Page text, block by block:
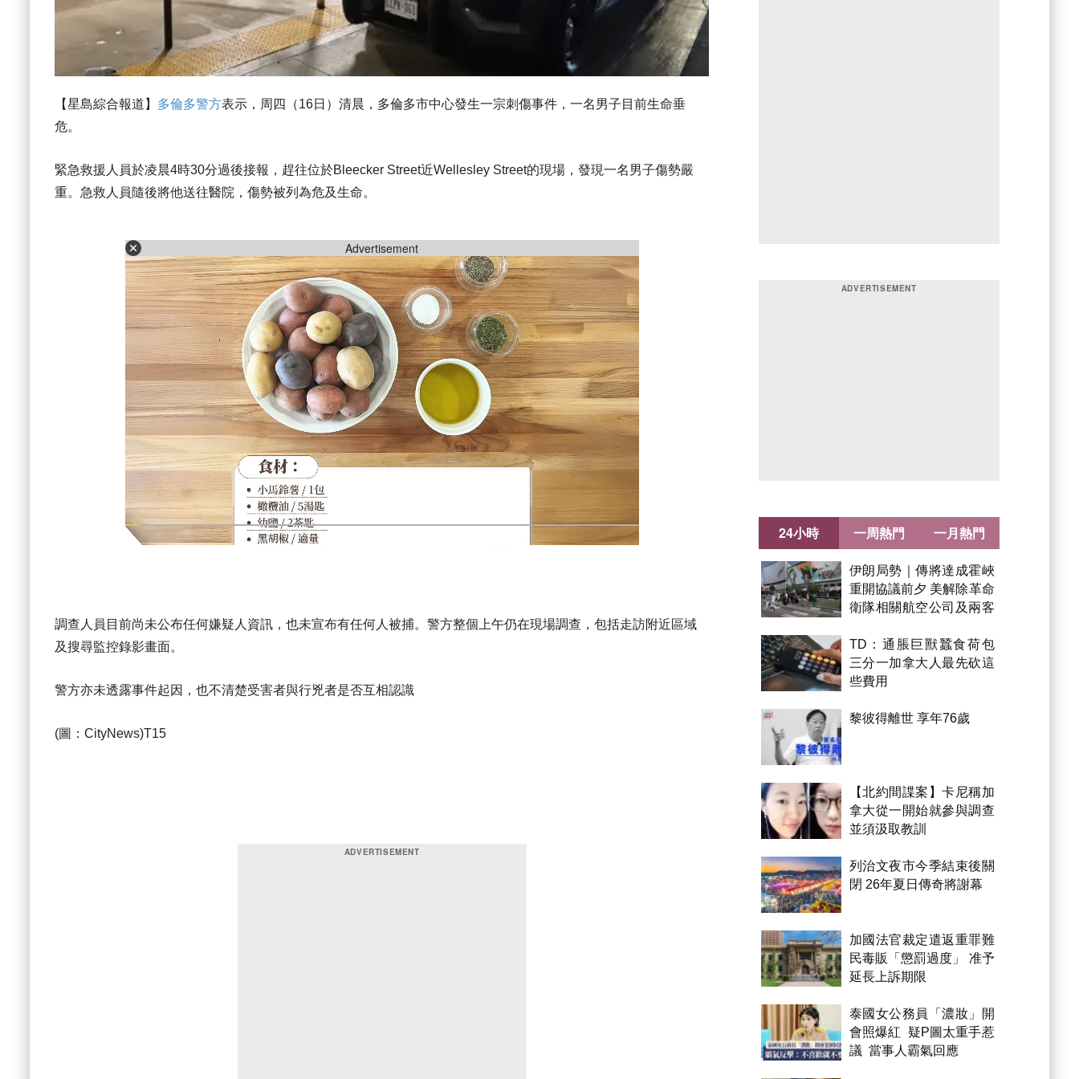
【星島綜合報道】 多倫多警方表示，周四（16日）清晨，多倫多市中心發生一宗刺傷事件，一名男子目前生命垂
危。
緊急救援人員於凌晨4時30分過後接報，趕往位於Bleecker Street近Wellesley Street的現場，發現一名男子傷勢嚴
重。急救人員隨後將他送往醫院，傷勢被列為危及生命。
Advertisement
調查人員目前尚未公布任何嫌疑人資訊，也未宣布有任何人被捕。警方整個上午仍在現場調查，包括走訪附近區域
及搜尋監控錄影畫面。
警方亦未透露事件起因，也不清楚受害者與行兇者是否互相認識
(圖：CityNews)T15
24小時
伊朗局勢｜傳將達成霍峽
重開協議前夕 美解除革命
衛隊相關航空公司及兩客
TD：通脹巨獸蠶食荷包
三分一加拿大人最先砍這
些費用
黎彼得離世 享年76歲
【北約間諜案】卡尼稱加
拿大從一開始就參與調查
並須汲取教訓
列治文夜市今季結束後關
閉 26年夏日傳奇將謝幕
加國法官裁定遣返重罪難
民毒販「懲罰過度」 准予
延長上訴期限
泰國女公務員「濃妝」開
會照爆紅 疑P圖太重手惹
議 當事人霸氣回應
一周熱門 一月熱門